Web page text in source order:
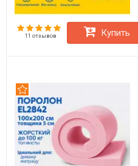
11 отзывов Купить